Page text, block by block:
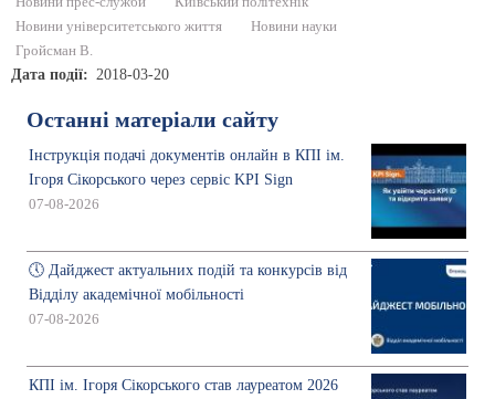
Новини університетського життя
Новини науки
Гройсман В.
Дата події 2018-03-20
Останні матеріали сайту
Інструкція подачі документів онлайн в КПІ ім.
Ігоря Сікорського через сервіс KPI Sign
07-08-2026
🕔 Дайджест актуальних подій та конкурсів від
Відділу академічної мобільності
07-08-2026
КПІ ім. Ігоря Сікорського став лауреатом 2026